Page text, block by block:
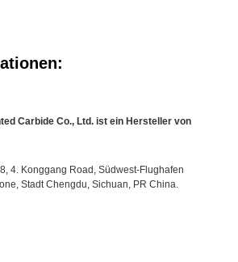
Carbide Co., Ltd. ist ein Hersteller von
4. Konggang Road, Südwest-Flughafen
Stadt Chengdu, Sichuan, PR China.